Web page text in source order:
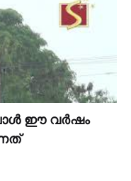
ഈ വര്‍ഷം